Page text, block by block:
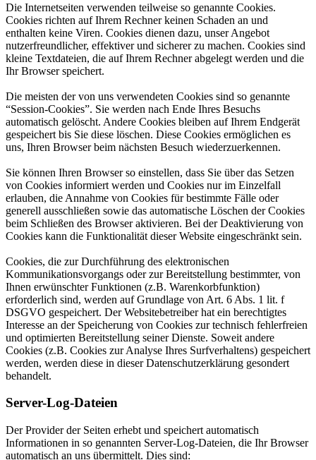
Die Internetseiten verwenden teilweise so genannte Cookies.
Cookies richten auf Ihrem Rechner keinen Schaden an und
enthalten keine Viren. Cookies dienen dazu, unser Angebot
nutzerfreundlicher, effektiver und sicherer zu machen. Cookies sind
kleine Textdateien, die auf Ihrem Rechner abgelegt werden und die
Ihr Browser speichert.
Die meisten der von uns verwendeten Cookies sind so genannte
“Session-Cookies”. Sie werden nach Ende Ihres Besuchs
automatisch gelöscht. Andere Cookies bleiben auf Ihrem Endgerät
gespeichert bis Sie diese löschen. Diese Cookies ermöglichen es
uns, Ihren Browser beim nächsten Besuch wiederzuerkennen.
Sie können Ihren Browser so einstellen, dass Sie über das Setzen
von Cookies informiert werden und Cookies nur im Einzelfall
erlauben, die Annahme von Cookies für bestimmte Fälle oder
generell ausschließen sowie das automatische Löschen der Cookies
beim Schließen des Browser aktivieren. Bei der Deaktivierung von
Cookies kann die Funktionalität dieser Website eingeschränkt sein.
Cookies, die zur Durchführung des elektronischen
Kommunikationsvorgangs oder zur Bereitstellung bestimmter, von
Ihnen erwünschter Funktionen (z.B. Warenkorbfunktion)
erforderlich sind, werden auf Grundlage von Art. 6 Abs. 1 lit. f
DSGVO gespeichert. Der Websitebetreiber hat ein berechtigtes
Interesse an der Speicherung von Cookies zur technisch fehlerfreien
und optimierten Bereitstellung seiner Dienste. Soweit andere
Cookies (z.B. Cookies zur Analyse Ihres Surfverhaltens) gespeichert
werden, werden diese in dieser Datenschutzerklärung gesondert
behandelt.
Server-Log-Dateien
Der Provider der Seiten erhebt und speichert automatisch
Informationen in so genannten Server-Log-Dateien, die Ihr Browser
automatisch an uns übermittelt. Dies sind: